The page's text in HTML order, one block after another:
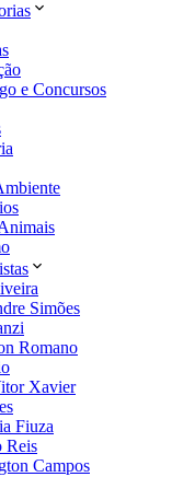
e Concursos
Simões
Romano
Xavier
Fiuza
Reis
Campos